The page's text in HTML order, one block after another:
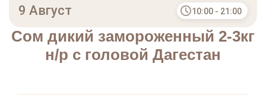
Сом дикий замороженный 2-3кг
н/р с головой Дагестан
9 Август 10:00 - 21:00